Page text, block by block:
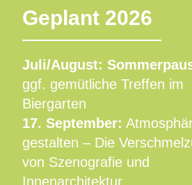
Geplant 2026
Juli/August:
ggf. gemütliche Treffen im
Biergarten
17. September:
gestalten – Die
von Szenografie und
Innenarchitektur